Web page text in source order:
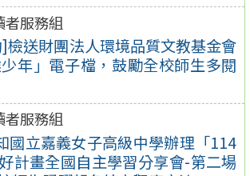
者服務組
檢送財團法人環境品質文教基金會
年」電子檔，鼓勵全校師生多閱
者服務組
國立嘉義女子高級中學辦理「114
計畫全國自主學習分享會-第二場